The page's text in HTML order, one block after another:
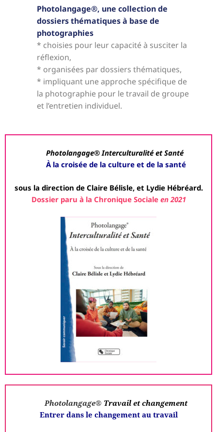
Photolangage®, une collection de
dossiers thématiques à base de
photographies
* choisies pour leur capacité à susciter la
réflexion,
* organisées par dossiers thématiques,
* impliquant une approche spécifique de
la photographie pour le travail de groupe
et l’entretien individuel.
Photolangage® Interculturalité et Santé
À la croisée de la culture et de la santé
sous la direction de Claire Bélisle, et Lydie Hébréard.
Dossierparu à la Chronique Sociale en 2021
Photolangage® Travail et changement
Entrer dans le changement au travail